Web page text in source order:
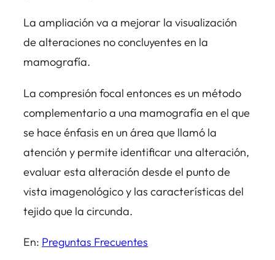
La ampliación va a mejorar la visualización
de alteraciones no concluyentes en la
mamografía.
La compresión focal entonces es un método
complementario a una mamografía en el que
se hace énfasis en un área que llamó la
atención y permite identificar una alteración,
evaluar esta alteración desde el punto de
vista imagenológico y las características del
tejido que la circunda.
En: Preguntas Frecuentes